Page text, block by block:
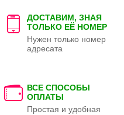
ДОСТАВИМ, ЗНАЯ
ТОЛЬКО ЕЁ НОМЕР
Нужен только номер
адресата
ВСЕ СПОСОБЫ
ОПЛАТЫ
Простая и удобная